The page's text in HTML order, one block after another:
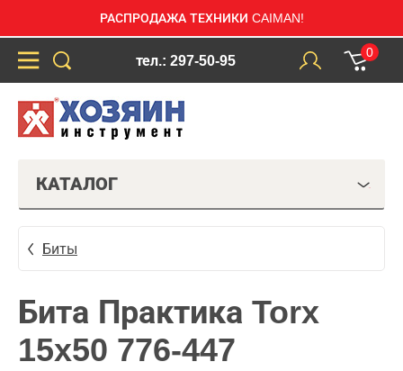
РАСПРОДАЖА ТЕХНИКИ CAIMAN!
тел.: 297-50-95
0
КАТАЛОГ
Биты
Бита Практика Torx
15x50 776-447